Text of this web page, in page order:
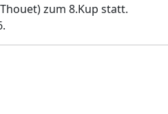
zum 8.Kup statt.